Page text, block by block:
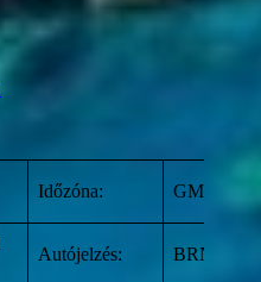
Időzóna:
Autójelzés: BRN